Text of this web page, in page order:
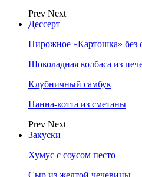
Prev Next
Дессерт
Пирожное «Картошка» без
Шоколадная колбаса из
Клубничный самбук
Панна-котта из сметаны
Prev Next
Закуски
Хумус с соусом песто
Сыр из желтой чечевицы